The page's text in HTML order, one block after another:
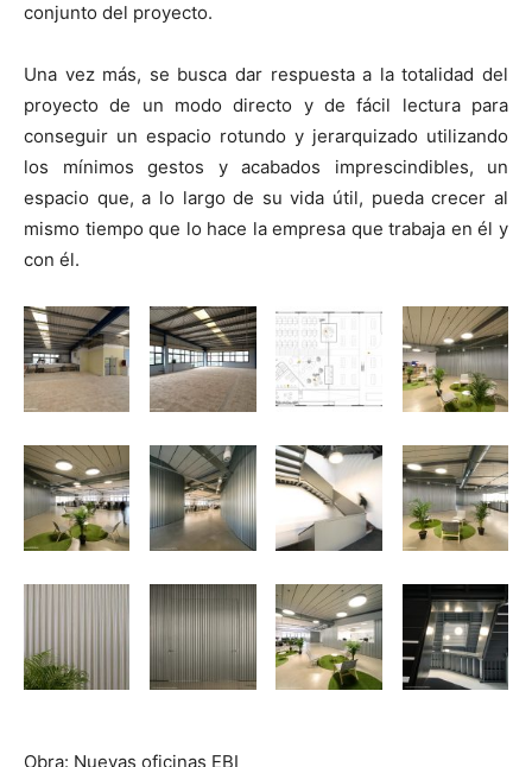
conjunto del proyecto.
Una vez más, se busca dar respuesta a la totalidad del
proyecto de un modo directo y de fácil lectura para
conseguir un espacio rotundo y jerarquizado utilizando
los mínimos gestos y acabados imprescindibles, un
espacio que, a lo largo de su vida útil, pueda crecer al
mismo tiempo que lo hace la empresa que trabaja en él y
con él.
Obra: Nuevas oficinas EBI